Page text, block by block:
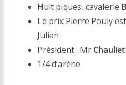
Huit piques, cavalerie
Le prix Pierre Pouly
Julian
Président : MrChauliet
1/4 d’arène